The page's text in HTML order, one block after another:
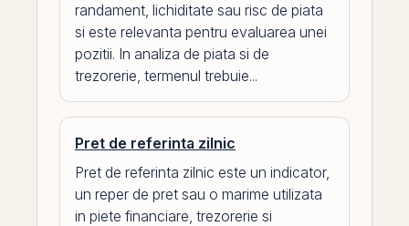
randament, lichiditate sau risc de piata
si este relevanta pentru evaluarea unei
pozitii. In analiza de piata si de
trezorerie, termenul trebuie...
Pret de referinta zilnic
Pret de referinta zilnic este un indicator,
un reper de pret sau o marime utilizata
in piete financiare, trezorerie si